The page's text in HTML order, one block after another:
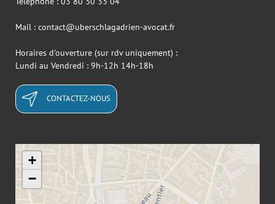
Mail : contact@uberschlagadrien-avocat.fr
Horaires d'ouverture (sur rdv uniquement) :
Lundi au Vendredi : 9h-12h 14h-18h
CONTACTEZ-NOUS
+
−